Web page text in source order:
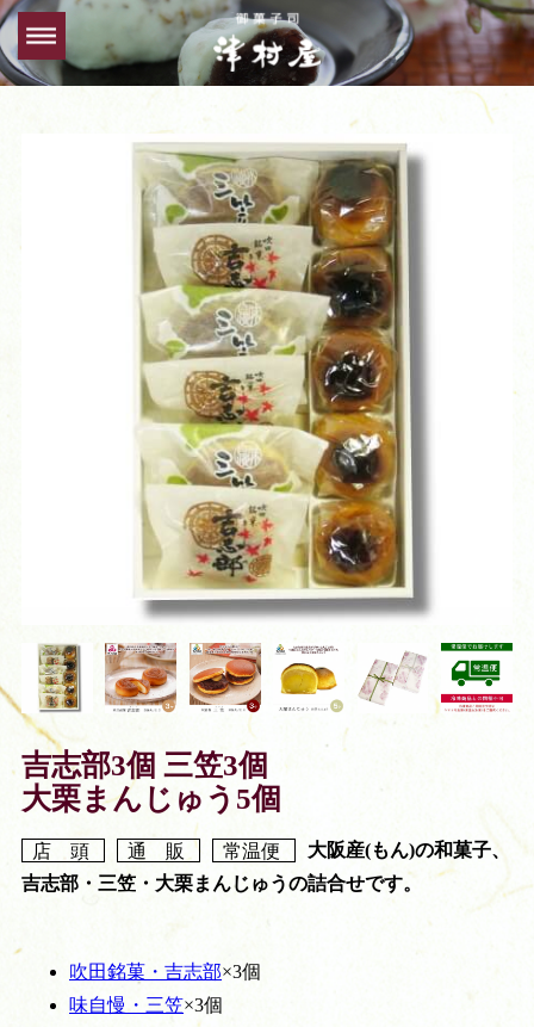
吉志部3個 三笠3個
大栗まんじゅう5個
店 頭 通 販 常温便
大阪産(もん)の和菓子、
吉志部・三笠・大栗まんじゅうの詰合せです。
吹田銘菓・吉志部×3個
味自慢・三笠×3個